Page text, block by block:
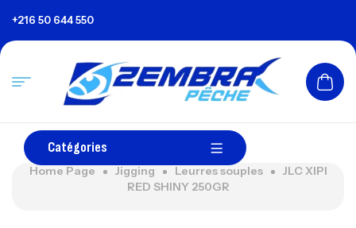
+216 50 644 550
Catégories
Home Page Jigging Leurres souples
JLC XIPI
RED SHINY 250GR